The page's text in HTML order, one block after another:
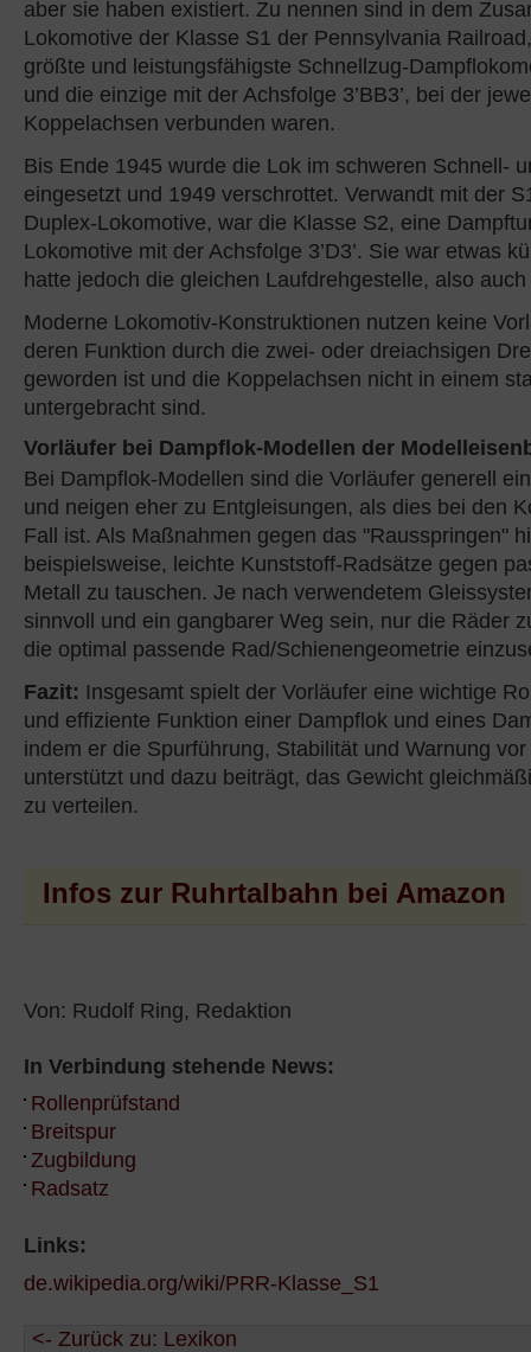
aber sie haben existiert. Zu nennen sind in dem
Lokomotive der Klasse S1 der Pennsylvania
größte und leistungsfähigste Schnellzug-
und die einzige mit der Achsfolge 3’BB3’, bei der
Koppelachsen verbunden waren.
Bis Ende 1945 wurde die Lok im schweren Schnell-
eingesetzt und 1949 verschrottet. Verwandt mit der
Duplex-Lokomotive, war die Klasse S2, eine
Lokomotive mit der Achsfolge 3’D3’. Sie war etwas
hatte jedoch die gleichen Laufdrehgestelle, also
Moderne Lokomotiv-Konstruktionen nutzen keine
deren Funktion durch die zwei- oder dreiachsigen
geworden ist und die Koppelachsen nicht in einem
untergebracht sind.
Vorläufer bei Dampflok-Modellen der
Bei Dampflok-Modellen sind die Vorläufer generell
und neigen eher zu Entgleisungen, als dies bei den
Fall ist. Als Maßnahmen gegen das "Rausspringen"
beispielsweise, leichte Kunststoff-Radsätze gegen
Metall zu tauschen. Je nach verwendetem
sinnvoll und ein gangbarer Weg sein, nur die Räder
die optimal passende Rad/Schienengeometrie
Fazit: Insgesamt spielt der Vorläufer eine wichtige
und effiziente Funktion einer Dampflok und eines
indem er die Spurführung, Stabilität und Warnung
unterstützt und dazu beiträgt, das Gewicht
zu verteilen.
Infos zur Ruhrtalbahn bei Amazon
Von: Rudolf Ring, Redaktion
In Verbindung stehende News:
Rollenprüfstand
Breitspur
Zugbildung
Radsatz
Links:
de.wikipedia.org/wiki/PRR-Klasse_S1
<- Zurück zu: Lexikon